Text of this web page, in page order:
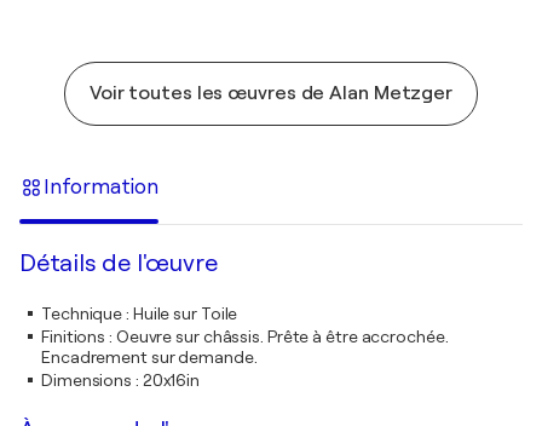
Voir toutes les œuvres de Alan Metzger
Information
Détails de l'œuvre
Technique: Huile sur Toile
Finitions : Oeuvre sur châssis. Prête à être accrochée.
Encadrement sur demande.
Dimensions : 20x16in